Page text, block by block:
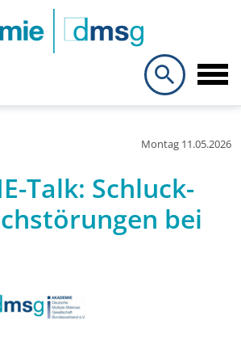
search
Montag 11.05.2026
Talk: Schluck-
bei